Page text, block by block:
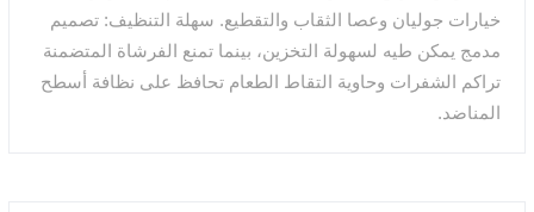
خيارات جوليان وعصا الثقاب والتقطيع. سهلة التنظيف: تصميم
مدمج يمكن طيه لسهولة التخزين، بينما تمنع الفرشاة المتضمنة
تراكم الشفرات وحاوية التقاط الطعام تحافظ على نظافة أسطح
المناضد.